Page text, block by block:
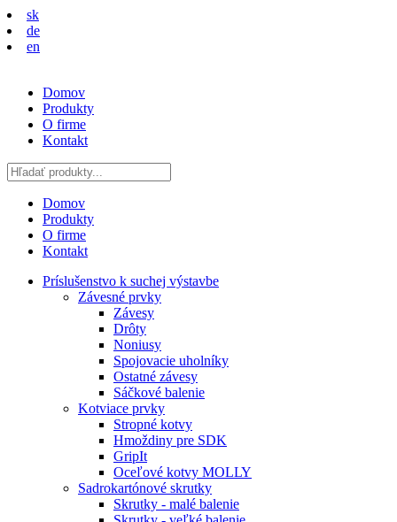
sk
de
en
Domov
Produkty
O firme
Kontakt
Domov
Produkty
O firme
Kontakt
Príslušenstvo k suchej výstavbe
Závesné prvky
Závesy
Drôty
Noniusy
Spojovacie uholníky
Ostatné závesy
Sáčkové balenie
Kotviace prvky
Stropné kotvy
Hmoždiny pre SDK
GripIt
Oceľové kotvy MOLLY
Sadrokartónové skrutky
Skrutky - malé balenie